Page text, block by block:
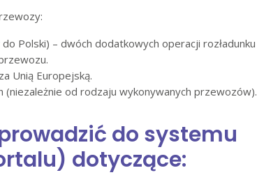
Polski) – dwóch dodatkowych operacji rozładunku
Unią Europejską.
od rodzaju wykonywanych przewozów).
do systemu
dotyczące: